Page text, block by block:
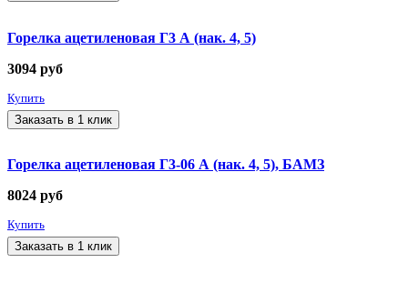
Горелка ацетиленовая Г3 А (нак. 4, 5)
3094 руб
Купить
Заказать в 1 клик
Горелка ацетиленовая Г3-06 А (нак. 4, 5), БАМЗ
8024 руб
Купить
Заказать в 1 клик